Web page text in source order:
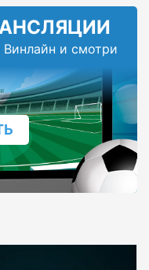
Винлайн и смотри